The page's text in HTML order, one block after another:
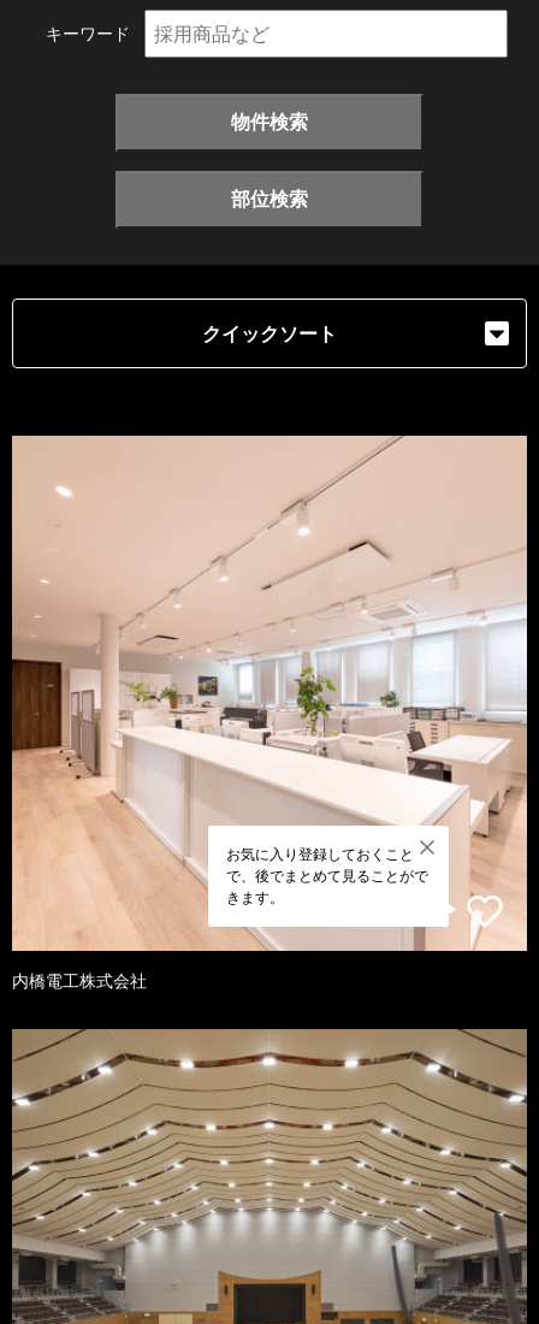
キーワード
物件検索
部位検索
クイックソート
お気に入り登録しておくこと
で、後でまとめて見ることがで
きます。
内橋電工株式会社